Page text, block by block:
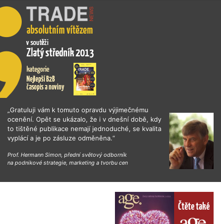
„Gratuluji vám k tomuto opravdu výjimečnému
ocenění. Opět se ukázalo, že i v dnešní době, kdy
to tištěné publikace nemají jednoduché, se kvalita
vyplácí a je po zásluze odměněna.“
Prof. Hermann Simon, přední světový odborník
na podnikové strategie, marketing a tvorbu cen
Čtěte také